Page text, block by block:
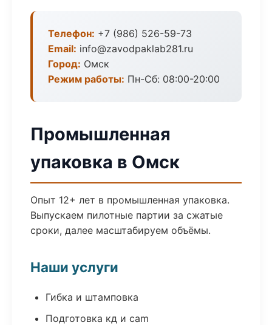
Телефон: +7 (986) 526-59-73
Email: info@zavodpaklab281.ru
Город: Омск
Режим работы: Пн-Сб: 08:00-20:00
Промышленная
упаковка в Омск
Опыт 12+ лет в промышленная упаковка.
Выпускаем пилотные партии за сжатые
сроки, далее масштабируем объёмы.
Наши услуги
Гибка и штамповка
Подготовка кд и cam